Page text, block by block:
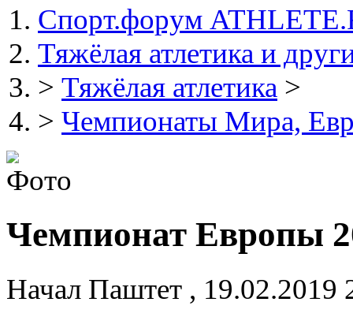
Спорт.форум
Тяжёлая атлетика и
> Тяжёлая атлетика >
> Чемпионаты Мира,
Чемпионат Европы
Начал Паштет , 19.02.2019